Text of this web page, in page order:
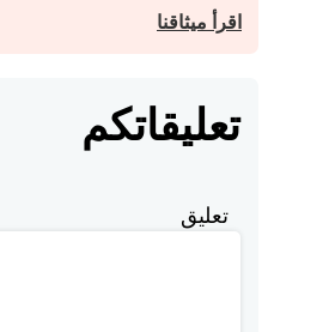
اقرأ ميثاقنا
تعليقاتكم
تعليق